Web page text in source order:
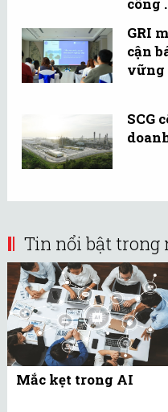
công
GRI
cận
vững
SCG
Tin nổi bật trong
Mắc kẹt trong AI